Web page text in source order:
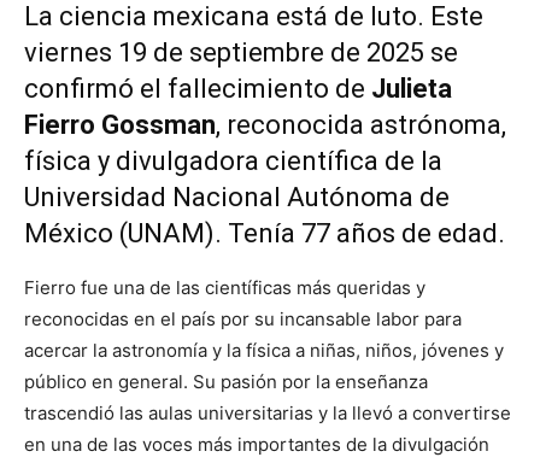
La ciencia mexicana está de luto. Este
viernes 19 de septiembre de 2025 se
confirmó el fallecimiento de Julieta
Fierro Gossman, reconocida astrónoma,
física y divulgadora científica de la
Universidad Nacional Autónoma de
México (UNAM). Tenía 77 años de edad.
Fierro fue una de las científicas más queridas y
reconocidas en el país por su incansable labor para
acercar la astronomía y la física a niñas, niños, jóvenes y
público en general. Su pasión por la enseñanza
trascendió las aulas universitarias y la llevó a convertirse
en una de las voces más importantes de la divulgación